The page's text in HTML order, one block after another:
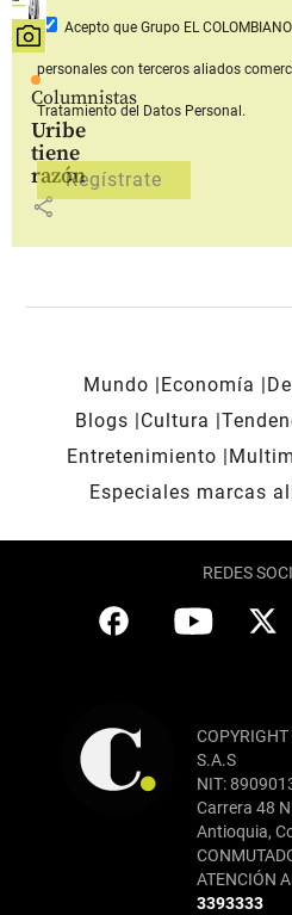
Columnistas
Uribe
tiene
razón
share
Acepto que Grupo EL
personales con terceros aliados
Tratamiento del Datos Personal.
Mundo Economía
Blogs
Cultura
Entretenimiento
Especiales marcas
REDES
S.A.S
NIT:
Carrera 48
Antioquia,
ATENCIÓN
3393333